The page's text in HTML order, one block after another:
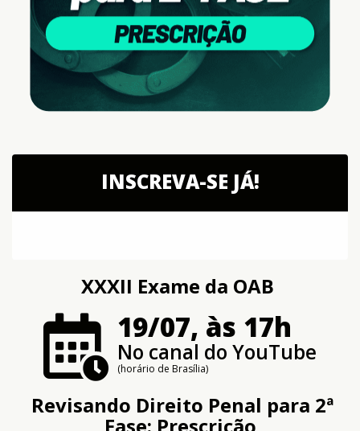
INSCREVA-SE JÁ!
XXXII Exame da OAB
19/07, às 17h
No canal do YouTube
(horário de Brasília)
Revisando Direito Penal para 2ª